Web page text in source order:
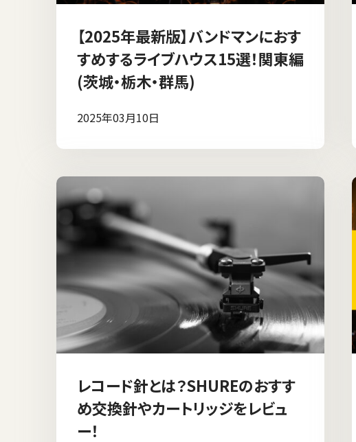
【2025年最新版】バンドマンにおす
すめするライブハウス15選！関東編
(茨城・栃木・群馬)
2025年03月10日
レコード針とは？SHUREのおすす
め交換針やカートリッジをレビュ
ー！